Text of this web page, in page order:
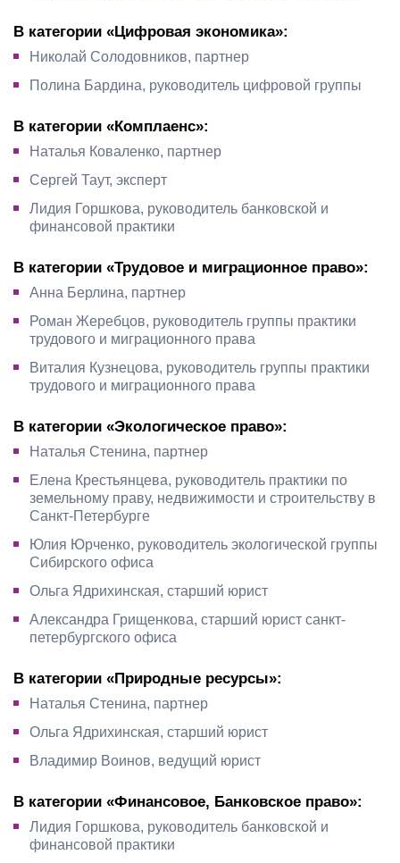
В категории «Цифровая экономика»:
Николай Солодовников, партнер
Полина Бардина, руководитель цифровой группы
В категории «Комплаенс»:
Наталья Коваленко, партнер
Сергей Таут, эксперт
Лидия Горшкова, руководитель банковской и
финансовой практики
В категории «Трудовое и миграционное право»:
Анна Берлина, партнер
Роман Жеребцов, руководитель группы практики
трудового и миграционного права
Виталия Кузнецова, руководитель группы практики
трудового и миграционного права
В категории «Экологическое право»:
Наталья Стенина, партнер
Елена Крестьянцева, руководитель практики по
земельному праву, недвижимости и строительству в
Санкт-Петербурге
Юлия Юрченко, руководитель экологической группы
Сибирского офиса
Ольга Ядрихинская, старший юрист
Александра Грищенкова, старший юрист санкт-
петербургского офиса
В категории «Природные ресурсы»:
Наталья Стенина, партнер
Ольга Ядрихинская, старший юрист
Владимир Воинов, ведущий юрист
В категории «Финансовое, Банковское право»:
Лидия Горшкова, руководитель банковской и
финансовой практики